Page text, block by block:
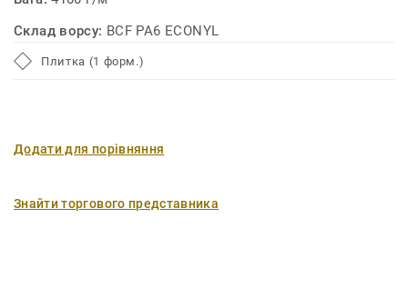
Склад ворсу: BCF PA6 ECONYL
Плитка (1 форм.)
Додати для порівняння
Знайти торгового представника